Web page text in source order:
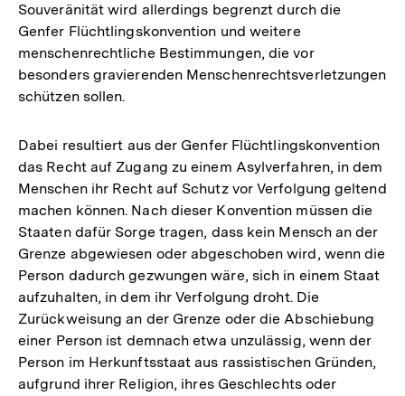
Souveränität wird allerdings begrenzt durch die
Genfer Flüchtlingskonvention und weitere
menschenrechtliche Bestimmungen, die vor
besonders gravierenden Menschenrechtsverletzungen
schützen sollen.
Dabei resultiert aus der Genfer Flüchtlingskonvention
das Recht auf Zugang zu einem Asylverfahren, in dem
Menschen ihr Recht auf Schutz vor Verfolgung geltend
machen können. Nach dieser Konvention müssen die
Staaten dafür Sorge tragen, dass kein Mensch an der
Grenze abgewiesen oder abgeschoben wird, wenn die
Person dadurch gezwungen wäre, sich in einem Staat
aufzuhalten, in dem ihr Verfolgung droht. Die
Zurückweisung an der Grenze oder die Abschiebung
einer Person ist demnach etwa unzulässig, wenn der
Person im Herkunftsstaat aus rassistischen Gründen,
aufgrund ihrer Religion, ihres Geschlechts oder